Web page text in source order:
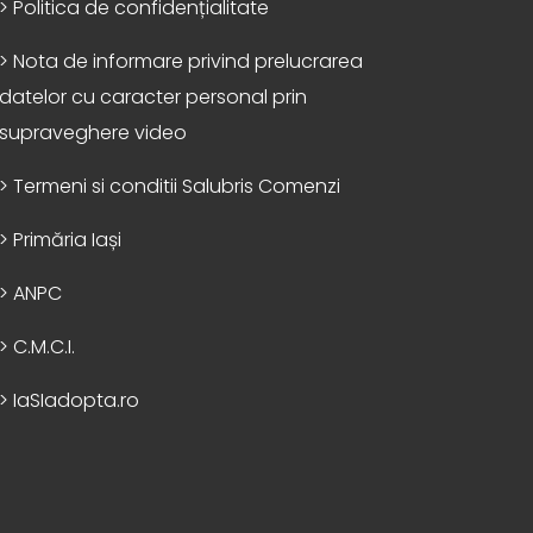
> Politica de confidențialitate
> Nota de informare privind prelucrarea
datelor cu caracter personal prin
supraveghere video
> Termeni si conditii Salubris Comenzi
> Primăria Iași
> ANPC
> C.M.C.I.
> IaSIadopta.ro